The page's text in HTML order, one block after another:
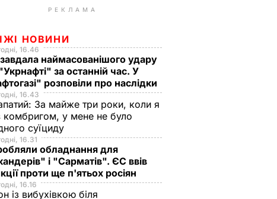
РЕКЛАМА
НОВИНИ
16.46
наймасованішого удару
за останній час. У
розповіли про наслідки
16.43
За майже три роки, коли я
комбригом, у мене не було
суїциду
16.31
обладнання для
і "Сарматів". ЄС ввів
проти ще п'ятьох росіян
16.16
із вибухівкою біля